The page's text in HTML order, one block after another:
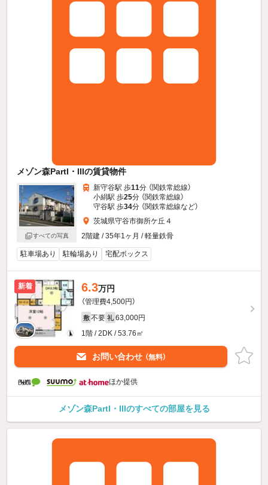
メゾン森PartI・IIIの賃貸物件
すべての写真
新守谷駅 歩11分 （関鉄常総線）
小絹駅 歩25分 （関鉄常総線）
守谷駅 歩34分 （関鉄常総線など）
茨城県守谷市御所ケ丘４
2階建 / 35年1ヶ月 / 軽量鉄骨
駐車場あり 駐輪場あり 宅配ボックス
新着 6.3万円
（管理費4,500円）
敷 不要 礼 63,000円
1階 / 2DK / 53.76㎡
お問い合わせ （無料）
ほか提供
メゾン森PartI・IIIのすべての部屋を見る